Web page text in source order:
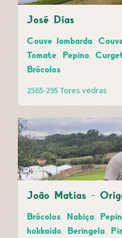
José Dias
Couve lombarda,
Tomate, Pepino,
Brócolos
2565-295 Tores vedras
João Matias -
Brócolos, Nabiça,
hokkaido, Beringela,